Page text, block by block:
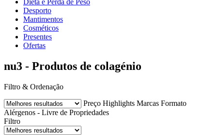
Dieta e Perda de Peso
Desporto
Mantimentos
Cosméticos
Presentes
Ofertas
nu3 - Produtos de colagénio
Filtro & Ordenação
Preço Highlights Marcas Formato
Alérgenos - Livre de Propriedades
Filtro